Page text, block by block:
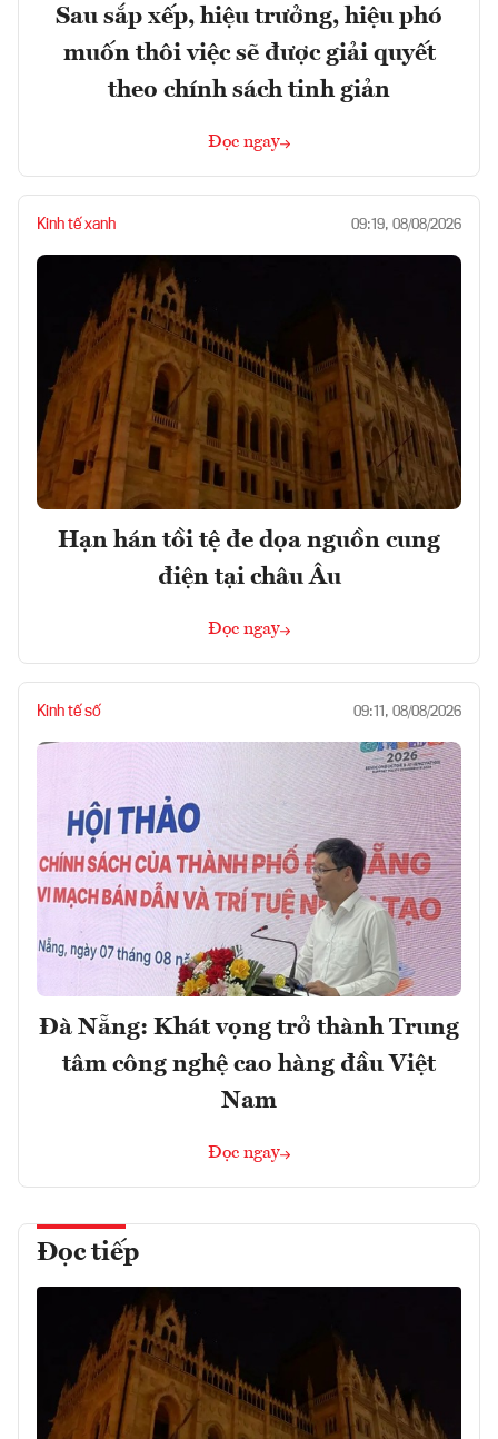
Sau sắp xếp, hiệu trưởng, hiệu phó
muốn thôi việc sẽ được giải quyết
theo chính sách tinh giản
Đọc ngay
Kinh tế xanh 09:19, 08/08/2026
Hạn hán tồi tệ đe dọa nguồn cung
điện tại châu Âu
Đọc ngay
Kinh tế số 09:11, 08/08/2026
Đà Nẵng: Khát vọng trở thành Trung
tâm công nghệ cao hàng đầu Việt
Nam
Đọc ngay
Đọc tiếp